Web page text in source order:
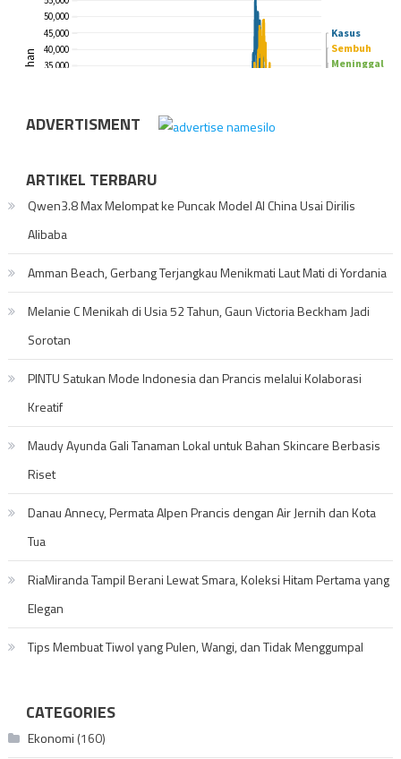
ADVERTISMENT
ARTIKEL TERBARU
Qwen3.8 Max Melompat ke Puncak Model AI China Usai Dirilis
Alibaba
Amman Beach, Gerbang Terjangkau Menikmati Laut Mati di Yordania
Melanie C Menikah di Usia 52 Tahun, Gaun Victoria Beckham Jadi
Sorotan
PINTU Satukan Mode Indonesia dan Prancis melalui Kolaborasi
Kreatif
Maudy Ayunda Gali Tanaman Lokal untuk Bahan Skincare Berbasis
Riset
Danau Annecy, Permata Alpen Prancis dengan Air Jernih dan Kota
Tua
RiaMiranda Tampil Berani Lewat Smara, Koleksi Hitam Pertama yang
Elegan
Tips Membuat Tiwol yang Pulen, Wangi, dan Tidak Menggumpal
CATEGORIES
Ekonomi (160)